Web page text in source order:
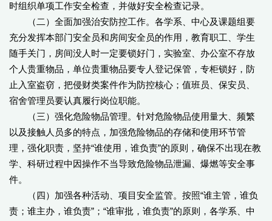
时组织单项工作安全检查，并做好安全检查记录。
（二）全面加强治安防控工作。各学系、中心及课题组要
充分发挥本部门安全员和房间安全员的作用，教育职工、学生
随手关门，房间没人时一定要锁好门，实验室、办公室不存放
个人贵重物品，单位贵重物品要专人登记保管，专柜锁好，防
止入室盗窃，把侵财类案件作为防控核心；值班员、保安员、
宿舍管理员要认真履行岗位职能。
（三）强化危险物品管理。针对危险物品使用量大、频繁
以及接触人员多的特点，加强危险物品的存储和使用环节管
理，强化职责，坚持“谁使用，谁负责”的原则，确保不出现在教
学、科研过程中因操作不当导致危险物品泄漏、爆燃等安全事
件。
（四）加强各种活动、项目安全监管。按照“谁主管，谁负
责；谁主办，谁负责”；“谁审批，谁负责”的原则，各学系、中